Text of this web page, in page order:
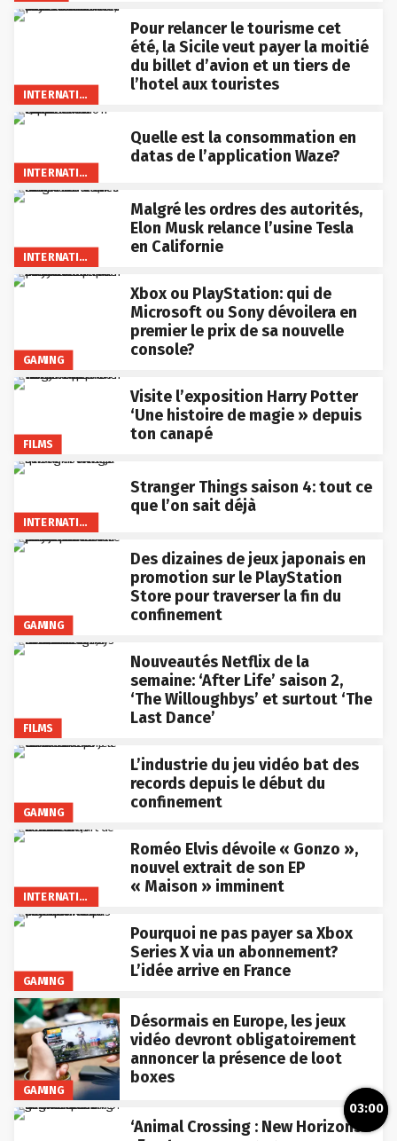
INTERNATIONAL
Pour relancer le tourisme cet
été, la Sicile veut payer la moitié
du billet d’avion et un tiers de
l’hotel aux touristes
INTERNATIONAL
Quelle est la consommation en
datas de l’application Waze?
INTERNATIONAL
Malgré les ordres des autorités,
Elon Musk relance l’usine Tesla
en Californie
GAMING
Xbox ou PlayStation: qui de
Microsoft ou Sony dévoilera en
premier le prix de sa nouvelle
console?
FILMS
Visite l’exposition Harry Potter
‘Une histoire de magie » depuis
ton canapé
INTERNATIONAL
Stranger Things saison 4: tout ce
que l’on sait déjà
GAMING
Des dizaines de jeux japonais en
promotion sur le PlayStation
Store pour traverser la fin du
confinement
FILMS
Nouveautés Netflix de la
semaine: ‘After Life’ saison 2,
‘The Willoughbys’ et surtout ‘The
Last Dance’
GAMING
L’industrie du jeu vidéo bat des
records depuis le début du
confinement
INTERNATIONAL
Roméo Elvis dévoile « Gonzo »,
nouvel extrait de son EP
« Maison » imminent
GAMING
Pourquoi ne pas payer sa Xbox
Series X via un abonnement?
L’idée arrive en France
GAMING
Désormais en Europe, les jeux
vidéo devront obligatoirement
annoncer la présence de loot
boxes
‘Animal Crossing : New Horizons’
03:00